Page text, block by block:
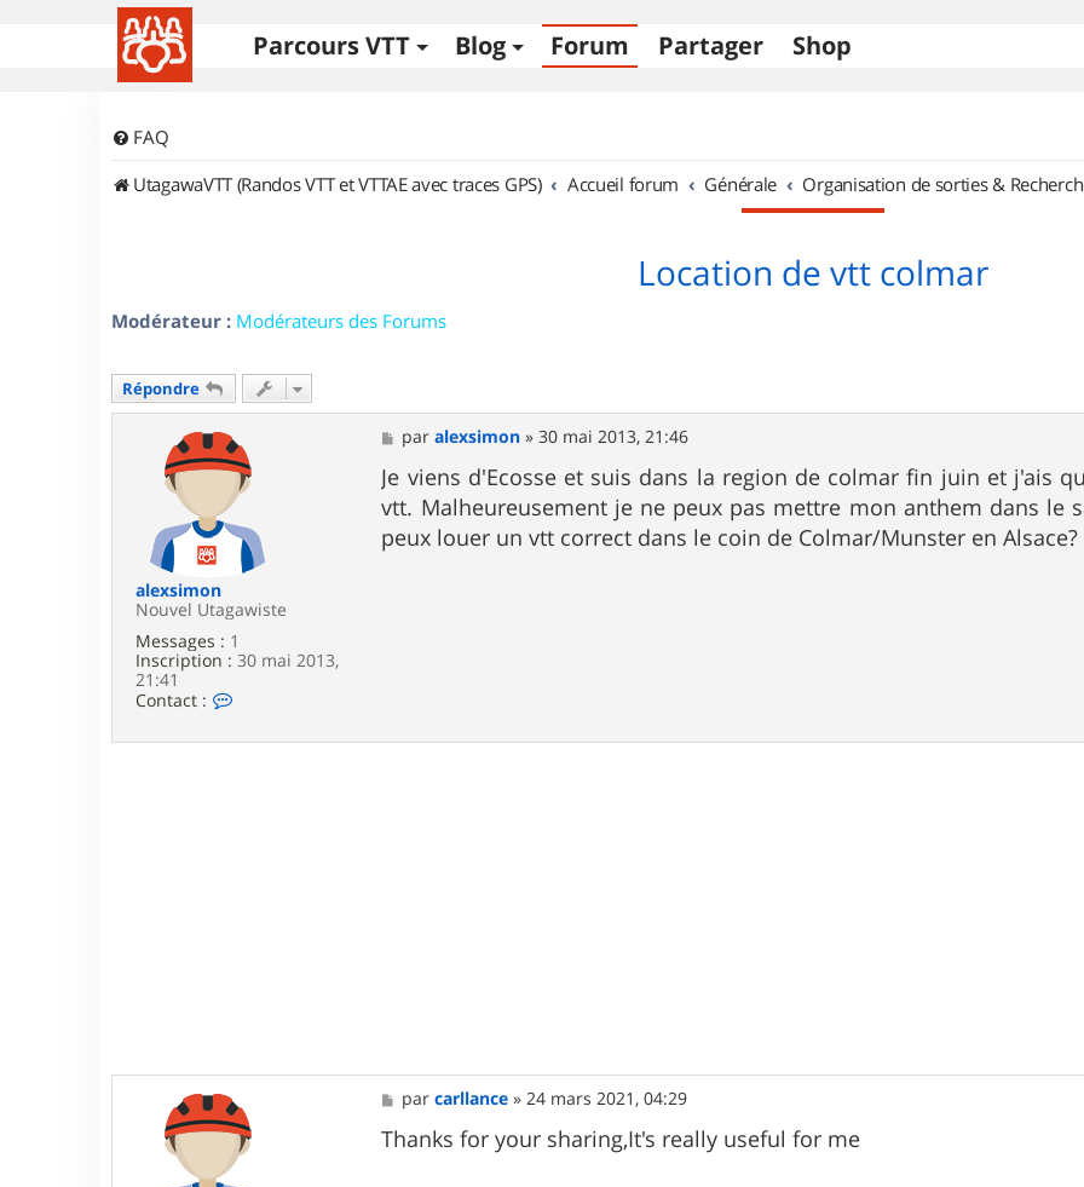
Parcours VTT Blog Forum Partager Shop
FAQ
UtagawaVTT (Randos VTT et VTTAE avec traces GPS)
Accueil forum Générale Organisation de sorties &
Location de vtt colmar
Modérateur : Modérateurs des Forums
Répondre
alexsimon
Nouvel Utagawiste
Messages : 1
Inscription : 30 mai 2013,
21:41
Contact :
M
e
s
s
a
g
e
paralexsimon »30 mai 2013, 21:46
Je viens d'Ecosse et suis dans la region de colmar fin juin et j'ais
vtt. Malheureusement je ne peux pas mettre mon anthem dans le
peux louer un vtt correct dans le coin de Colmar/Munster en Alsace?
M
e
s
s
parcarllance »24 mars 2021, 04:29
Thanks for your sharing,It's really useful for me